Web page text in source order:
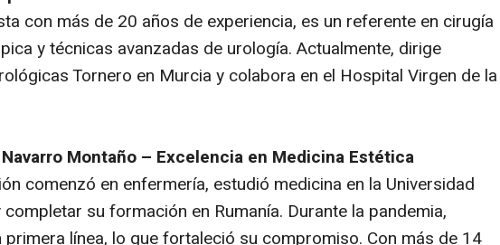
con más de 20 años de experiencia, es un referente en cirugía
y técnicas avanzadas de urología. Actualmente, dirige
Tornero en Murcia y colabora en el Hospital Virgen de la
Montaño – Excelencia en Medicina Estética
comenzó en enfermería, estudió medicina en la Universidad
completar su formación en Rumanía. Durante la pandemia,
línea, lo que fortaleció su compromiso. Con más de 14